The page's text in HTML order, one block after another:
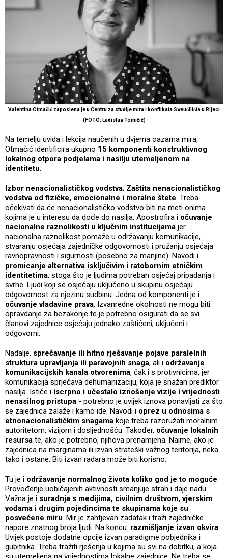
Valentina Otmačić zaposlena je u Centru za studije mira i konflikata Sveučilišta u Rijeci
(FOTO: Ladislav Tomičić)
Na temelju uvida i lekcija naučenih u dvjema oazama mira,
Otmačić identificira ukupno 15 komponenti konstruktivnog
lokalnog otpora podjelama i nasilju utemeljenom na
identitetu.
Izbor nenacionalističkog vodstva; Zaštita nenacionalističkog
vodstva od fizičke, emocionalne i moralne štete. Treba
očekivati da će nenacionalističko vodstvo biti na meti onima
kojima je u interesu da dođe do nasilja. Apostrofira i očuvanje
nacionalne raznolikosti u ključnim institucijama jer
nacionalna raznolikost pomaže u održavanju komunikacije,
stvaranju osjećaja zajedničke odgovornosti i pružanju osjećaja
ravnopravnosti i sigurnosti (posebno za manjine). Navodi i
promicanje alternativa isključivim i ratobornim etničkim
identitetima, stoga što je ljudima potreban osjećaj pripadanja i
svrhe. Ljudi koji se osjećaju uključeno u skupinu osjećaju
odgovornost za njezinu sudbinu. Jedna od komponenti je i
očuvanje vladavine prava. Izvanredne okolnosti ne mogu biti
opravdanje za bezakonje te je potrebno osigurati da se svi
članovi zajednice osjećaju jednako zaštićeni, uključeni i
odgovorni.
Nadalje, sprečavanje ili hitno rješavanje pojave paralelnih
struktura upravljanja ili paravojnih snaga, ali i održavanje
komunikacijskih kanala otvorenima, čak i s protivnicima, jer
komunikacija sprječava dehumanizaciju, koja je snažan prediktor
nasilja. Ističe i iscrpno i učestalo iznošenje vizije i vrijednosti
nenasilnog pristupa - potrebno je uvijek iznova ponavljati za što
se zajednica zalaže i kamo ide. Navodi i oprez u odnosima s
etnonacionalističkim snagama koje treba razoružati moralnim
autoritetom, vizijom i dosljednošću. Također, očuvanje lokalnih
resursa te, ako je potrebno, njihova prenamjena. Naime, ako je
zajednica na marginama ili izvan strateški važnog teritorija, neka
tako i ostane. Biti izvan radara može biti korisno.
Tu je i održavanje normalnog života koliko god je to moguće.
Provođenje uobičajenih aktivnosti smanjuje strah i daje nadu.
Važna je i suradnja s medijima, civilnim društvom, vjerskim
vođama i drugim pojedincima te skupinama koje su
posvećene miru. Mir je zahtjevan zadatak i traži zajedničke
napore znatnog broja ljudi. Na koncu: razmišljanje izvan okvira.
Uvijek postoje dodatne opcije izvan paradigme pobjednika i
gubitnika. Treba tražiti rješenja u kojima su svi na dobitku, a koja